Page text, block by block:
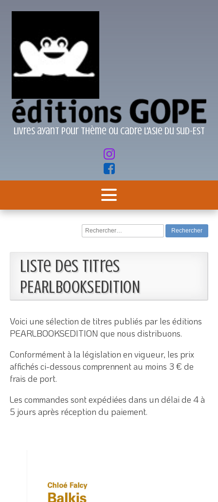
Livres ayant pour thème ou cadre l'Asie du Sud-Est
Rechercher :
Liste des titres
PEARLBOOKSEDITION
Voici une sélection de titres publiés par les éditions
PEARLBOOKSEDITION que nous distribuons.
Conformément à la législation en vigueur, les prix
affichés ci-dessous comprennent au moins 3 € de
frais de port.
Les commandes sont expédiées dans un délai de 4 à
5 jours après réception du paiement.